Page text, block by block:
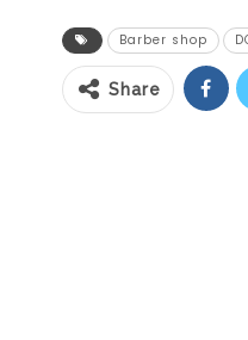
Barber shop
Share